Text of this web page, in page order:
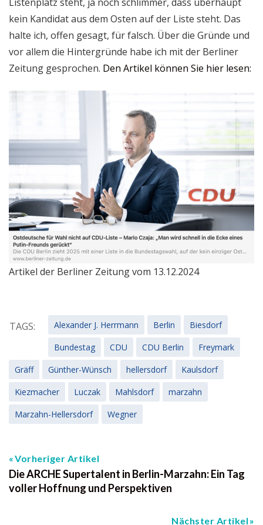
kein Kandidat aus dem Osten auf der Liste steht. Das
halte ich, offen gesagt, für falsch. Über die Gründe und
vor allem die Hintergründe habe ich mit der Berliner
Zeitung gesprochen. Den Artikel können Sie hier lesen:
Artikel der Berliner Zeitung vom 13.12.2024
TAGS: Alexander J. Herrmann Berlin
Biesdorf
Bundestag
CDU CDU Berlin
Freymark
Gräff
Günther-Wünsch hellersdorf
Kaulsdorf
Kiezmacher
Luczak Mahlsdorf
marzahn
Marzahn-Hellersdorf
Wegner
Vorheriger Artikel
Die ARCHE Supertalent in Berlin-Marzahn: Ein Tag
voller Hoffnung und Perspektiven
Nächster Artikel